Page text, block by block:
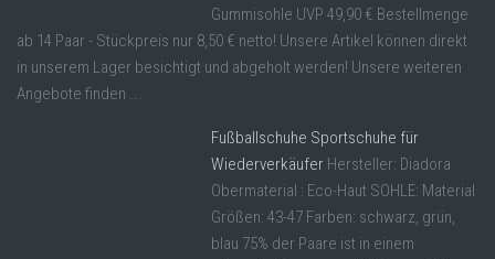
Gummisohle UVP 49,90 € Bestellmenge
ab 14 Paar - Stückpreis nur 8,50 € netto! Unsere Artikel können direkt
in unserem Lager besichtigt und abgeholt werden! Unsere weiteren
Angebote finden ...
Fußballschuhe Sportschuhe für
Wiederverkäufer Hersteller: Diadora
Obermaterial : Eco-Haut SOHLE: Material
Größen: 43-47 Farben: schwarz, grün,
blau 75% der Paare ist in einem